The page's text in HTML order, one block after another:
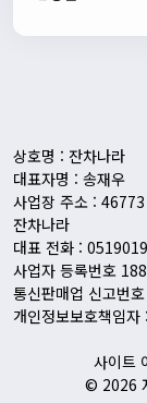
새해 복많이
상호명 : 잔차나라
대표자명 : 송재우
사업장 주소 :
잔차나라
대표 전화 :
사업자 등록번호
통신판매업 신고번
개인정보보호책임자
사이트
© 2026